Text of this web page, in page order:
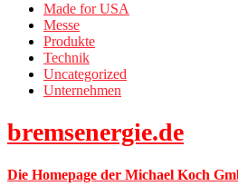
Made for USA
Messe
Produkte
Technik
Uncategorized
Unternehmen
bremsenergie.de
Die Homepage der Michael Koch